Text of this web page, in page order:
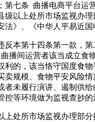
条 曲播电商平台运营
级以上处所市场监视办
法》、《中华人平易近
第十四条第一款，第
播间运营者该当成立食
利的，该当恪守国度食
卖规模、食物平安风险
者未履行演讲、遏制供
控等环境做为监视查抄的
所市场监视办理部分